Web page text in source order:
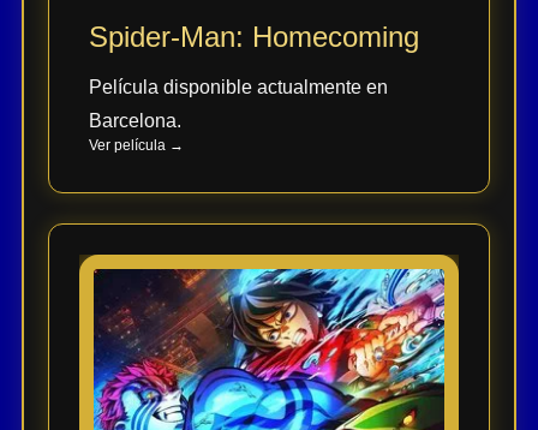
Spider-Man: Homecoming
Película disponible actualmente en
Barcelona.
Ver película →